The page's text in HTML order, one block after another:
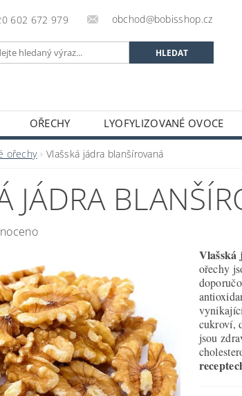
602 672 979 obchod@bobisshop.cz
OŘECHY
LYOFYLIZOVANÉ OVOCE
BOBIS BLOG OBCHODNÍ
ořechy Vlašská jádra blanšírovaná
JÁDRA
ořechy
cukroví,
jsou